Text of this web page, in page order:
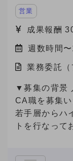
営業
成果報酬
週数時間
業務委託
▼募集の背景
CA職を募集
若手層からハ
トを行なって